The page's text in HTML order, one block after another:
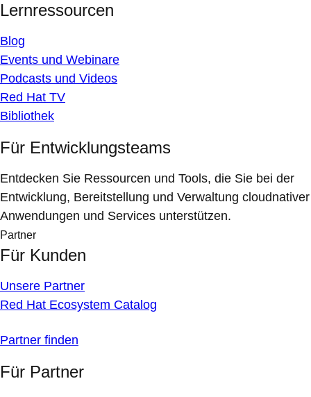
Lernressourcen
Blog
Events und Webinare
Podcasts und Videos
Red Hat TV
Bibliothek
Für Entwicklungsteams
Entdecken Sie Ressourcen und Tools, die Sie bei der
Entwicklung, Bereitstellung und Verwaltung cloudnativer
Anwendungen und Services unterstützen.
Partner
Für Kunden
Unsere Partner
Red Hat Ecosystem Catalog
Partner finden
Für Partner